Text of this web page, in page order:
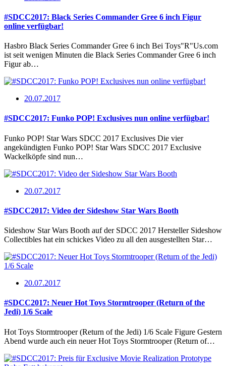
#SDCC2017: Black Series Commander Gree 6 inch Figur
online verfügbar!
Hasbro Black Series Commander Gree 6 inch Bei Toys"R"Us.com
ist seit wenigen Minuten die Black Series Commander Gree 6 inch
Figur ab…
20.07.2017
#SDCC2017: Funko POP! Exclusives nun online verfügbar!
Funko POP! Star Wars SDCC 2017 Exclusives Die vier
angekündigten Funko POP! Star Wars SDCC 2017 Exclusive
Wackelköpfe sind nun…
20.07.2017
#SDCC2017: Video der Sideshow Star Wars Booth
Sideshow Star Wars Booth auf der SDCC 2017 Hersteller Sideshow
Collectibles hat ein schickes Video zu all den ausgestellten Star…
20.07.2017
#SDCC2017: Neuer Hot Toys Stormtrooper (Return of the
Jedi) 1/6 Scale
Hot Toys Stormtrooper (Return of the Jedi) 1/6 Scale Figure Gestern
Abend wurde auch ein neuer Hot Toys Stormtrooper (Return of…